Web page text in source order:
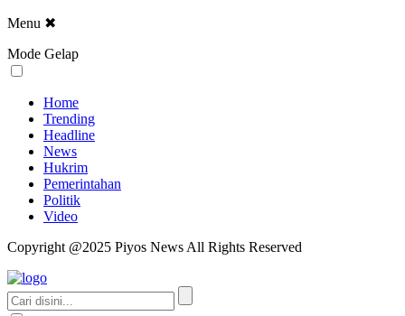
Menu ✖
Mode Gelap
Home
Trending
Headline
News
Hukrim
Pemerintahan
Politik
Video
Copyright @2025 Piyos News All Rights Reserved